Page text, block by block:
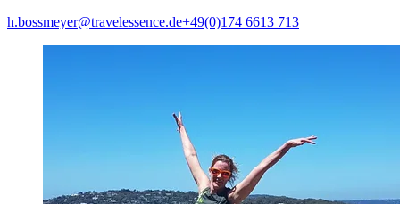
h.bossmeyer@travelessence.de+49(0)174 6613 713